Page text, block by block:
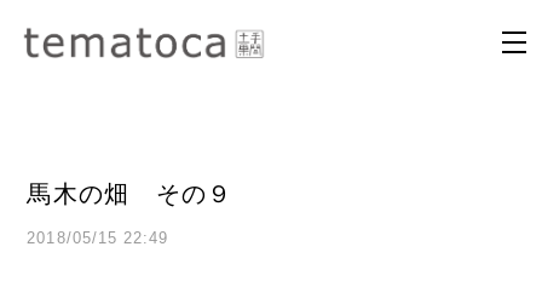
馬木の畑 その９
2018/05/15 22:49